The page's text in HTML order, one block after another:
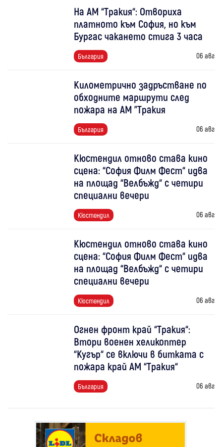
На АМ “Тракия“: Отвориха
платното към София, но към
Бургас чакането стига 3 часа
България 06 авг
Километрично задръстване по
обходните маршрути след
пожара на АМ "Тракия
България 06 авг
Кюстендил отново става кино
сцена: “София Филм Фест“ идва
на площад “Велбъжд“ с четири
специални вечери
Кюстендил 06 авг
Кюстендил отново става кино
сцена: “София Филм Фест“ идва
на площад “Велбъжд“ с четири
специални вечери
Кюстендил 06 авг
Огнен фронт край “Тракия“:
Втори военен хеликоптер
“Кугър“ се включи в битката с
пожара край АМ “Тракия“
България 06 авг